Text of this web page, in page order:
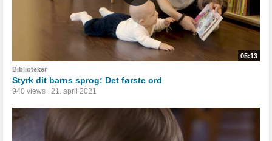
05:13
Biblioteker
Styrk dit barns sprog: Det første ord
940 views 21. april 2021